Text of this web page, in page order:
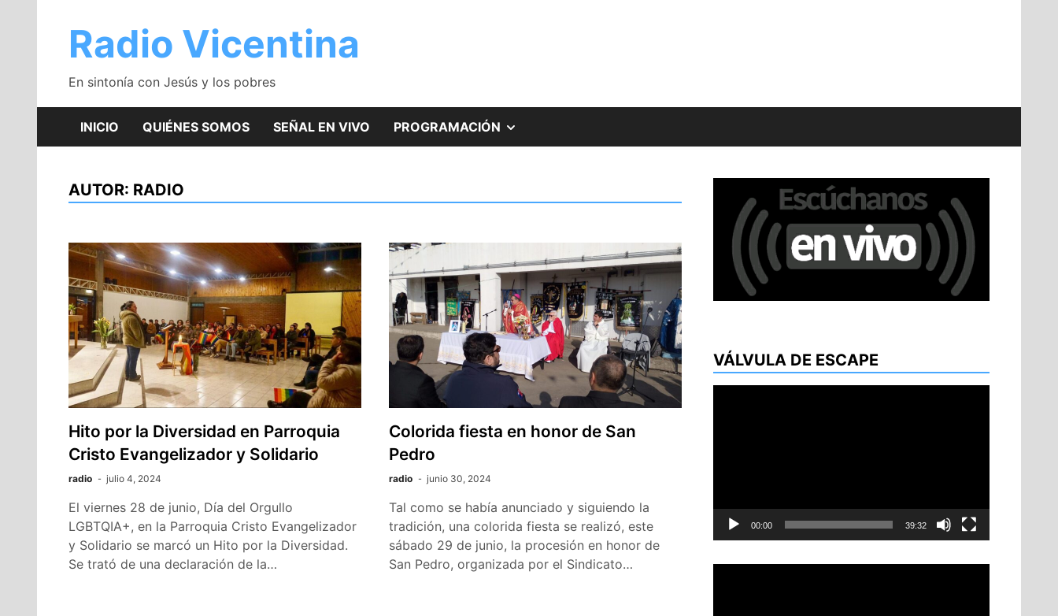
contenidoRadio Vicentina
En sintonía con Jesús y los pobres
INICIO QUIÉNES SOMOS SEÑAL EN VIVO PROGRAMACIÓN
SUBMENÚ
AUTOR: RADIO
Hito por la Diversidad en Parroquia
Cristo Evangelizador y Solidario
radio julio 4, 2024
El viernes 28 de junio, Día del Orgullo
LGBTQIA+, en la Parroquia Cristo Evangelizador
y Solidario se marcó un Hito por la Diversidad.
Se trató de una declaración de la…
Colorida fiesta en honor de San
Pedro
radio junio 30, 2024
Tal como se había anunciado y siguiendo la
tradición, una colorida fiesta se realizó, este
sábado 29 de junio, la procesión en honor de
San Pedro, organizada por el Sindicato…
VÁLVULA DE ESCAPE
00:00 39:32